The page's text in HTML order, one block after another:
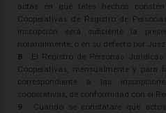
actas en que tales hechos
Cooperativas de Registro de
inscripción será suficiente la
notarialmente, o en su defecto por Juez
8. El Registro de Personas
Cooperativas, mensualmente y para
correspondiente a las
cooperativas, de conformidad con el
9. Cuando se constatare que